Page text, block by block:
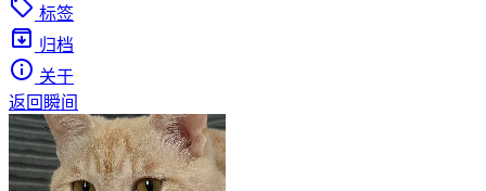
标签
归档
关于
返回瞬间